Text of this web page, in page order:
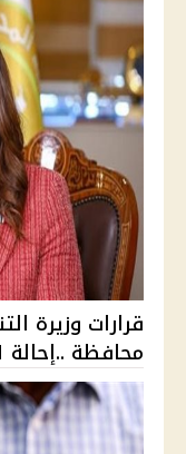
محافظة ..إحالة 81 حالة للنيابات...